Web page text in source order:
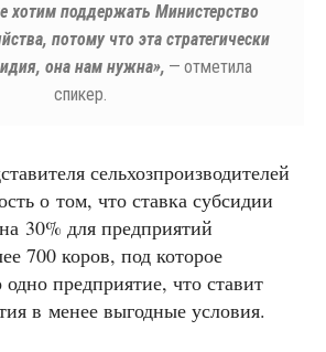
хотим поддержать Министерство
потому что эта стратегически
она нам нужна», — отметила
спикер.
сельхозпроизводителей
о том, что ставка субсидии
30% для предприятий
700 коров, под которое
одно предприятие, что ставит
в менее выгодные условия.